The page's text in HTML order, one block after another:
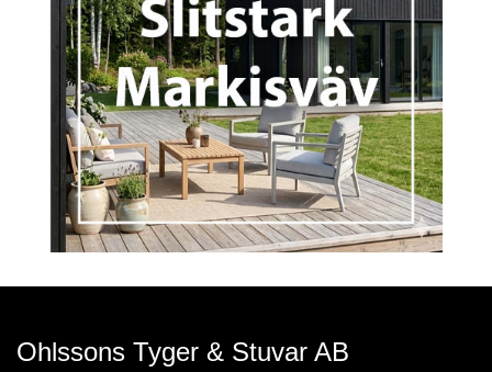
Ohlssons Tyger & Stuvar AB